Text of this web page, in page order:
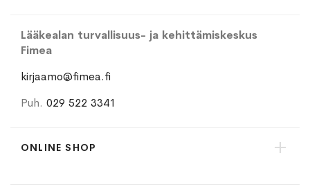
Lääkealan turvallisuus- ja kehittämiskeskus
Fimea
kirjaamo@fimea.fi
Puh. 029 522 3341
ONLINE SHOP